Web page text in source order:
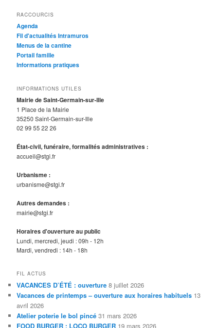
RACCOURCIS
Agenda
Fil d'actualités Intramuros
Menus de la cantine
Portail famille
Informations pratiques
INFORMATIONS UTILES
Mairie de Saint-Germain-sur-Ille
1 Place de la Mairie
35250 Saint-Germain-sur-Ille
02 99 55 22 26
État-civil, funéraire, formalités administratives :
accueil@stgi.fr
Urbanisme :
urbanisme@stgi.fr
Autres demandes :
mairie@stgi.fr
Horaires d'ouverture au public
Lundi, mercredi, jeudi : 09h - 12h
Mardi, vendredi : 14h - 18h
FIL ACTUS
VACANCES D’ÉTÉ : ouverture 8 juillet 2026
Vacances de printemps – ouverture aux horaires habituels 13
avril 2026
Atelier poterie le bol pincé 31 mars 2026
FOOD BURGER : LOCO BURGER 19 mars 2026